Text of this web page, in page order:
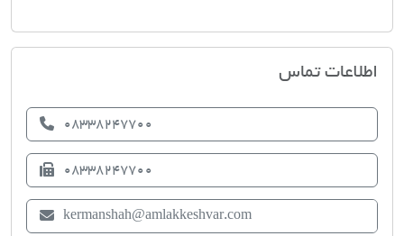
اطلاعات تماس
08338247700
08338247700
kermanshah@amlakkeshvar.com